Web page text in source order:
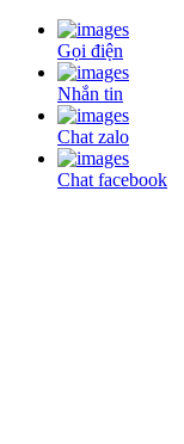
Gọi điện
Nhắn tin
Chat zalo
Chat facebook